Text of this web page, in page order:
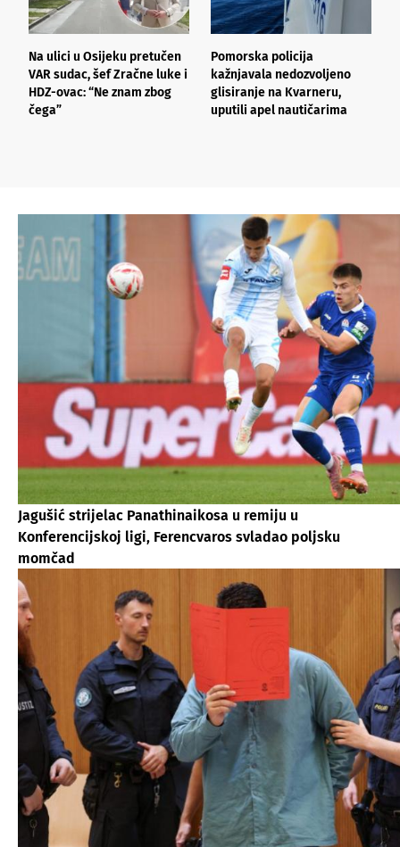
Na ulici u Osijeku pretučen
VAR sudac, šef Zračne luke i
HDZ-ovac: “Ne znam zbog
čega”
Pomorska policija
kažnjavala nedozvoljeno
glisiranje na Kvarneru,
uputili apel nautičarima
Jagušić strijelac Panathinaikosa u remiju u
Konferencijskoj ligi, Ferencvaros svladao poljsku
momčad